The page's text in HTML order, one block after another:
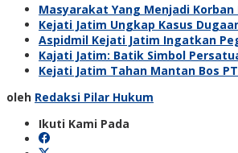
Masyarakat Yang Menjadi Korban
Kejati Jatim Ungkap Kasus
Aspidmil Kejati Jatim Ingatkan
Kajati Jatim: Batik Simbol
Kejati Jatim Tahan Mantan Bos
oleh Redaksi Pilar Hukum
Ikuti Kami Pada